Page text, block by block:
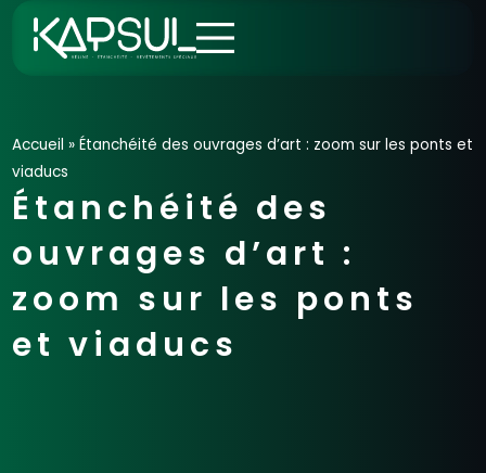
Aller
Accueil »Étanchéité des ouvrages d’art : zoom sur les ponts et
viaducs
Étanchéité des
ouvrages d’art :
zoom sur les ponts
et viaducs